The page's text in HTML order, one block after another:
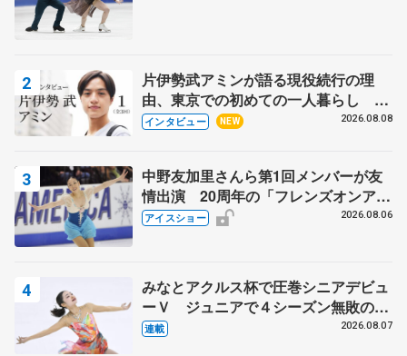
片伊勢武アミンが語る現役続行の理
由、東京での初めての一人暮らし 注
目スケーターの「今」に迫る
インタビュー NEW 2026.08.08
中野友加里さんら第1回メンバーが友
情出演 20周年の「フレンズオンアイ
ス」 宮本賢二さん、有川梨絵さん、
アイスショー 2026.08.06
みなとアクルス杯で圧巻シニアデビュ
ーＶ ジュニアで４シーズン無敗の島
田麻央
連載 2026.08.07